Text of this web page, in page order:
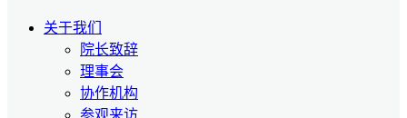
关于我们
院长致辞
理事会
协作机构
参观来访